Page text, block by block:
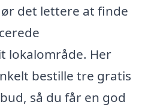
det lettere at finde
lokalområde. Her
bestille tre gratis
så du får en god